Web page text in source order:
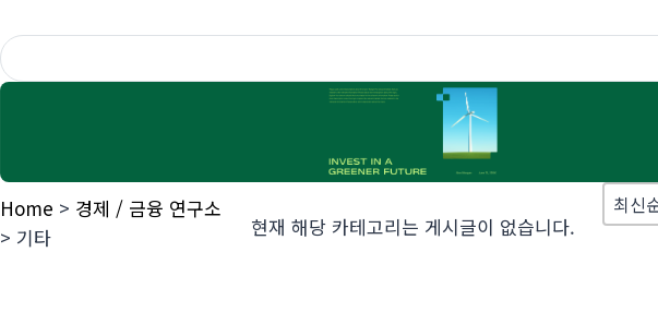
Home > 경제 / 금융 연구소
> 기타
Sort
Sort
최신
Sort
현재 해당 카테고리는 게시글이 없습니다.